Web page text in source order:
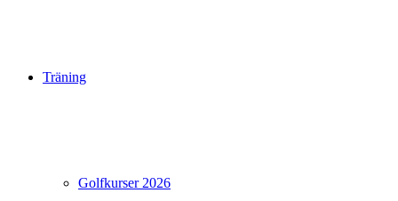
Träning
Golfkurser 2026